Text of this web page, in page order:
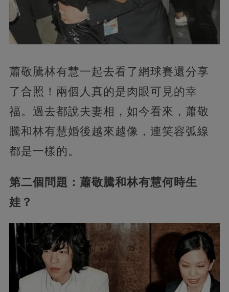
蕭敬騰林有慧一起去看了網球賽還分享
了合照！兩個人真的是肉眼可見的幸
福。過去都說夫妻相，如今看來，蕭敬
騰和林有慧婚後越來越像，連笑容弧線
都是一樣的。
第二個問題：蕭敬騰和林有慧何時生
娃？